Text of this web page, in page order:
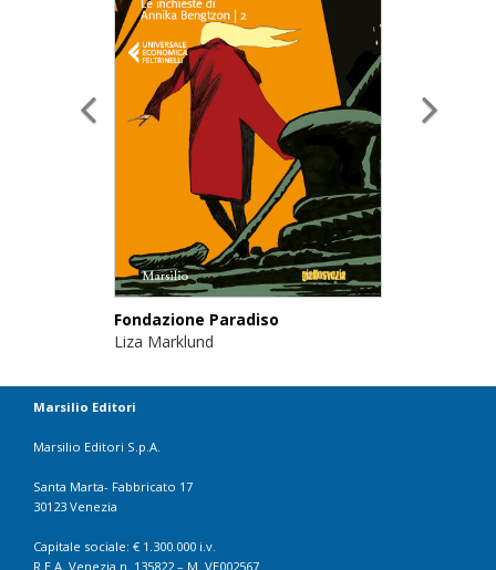
Fondazione Paradiso
Liza Marklund
Marsilio Editori
Marsilio Editori S.p.A.
Santa Marta- Fabbricato 17
30123 Venezia
Capitale sociale: € 1.300.000 i.v.
R.E.A. Venezia n. 135822 – M. VE002567